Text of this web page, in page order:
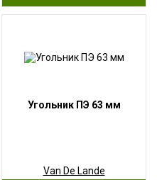
Угольник ПЭ 63 мм
Van De Lande